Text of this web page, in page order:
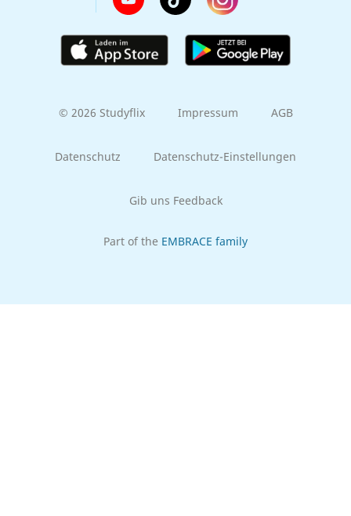
© 2026 Studyflix Impressum AGB
Datenschutz Datenschutz-Einstellungen
Gib uns Feedback
Part of the EMBRACE family